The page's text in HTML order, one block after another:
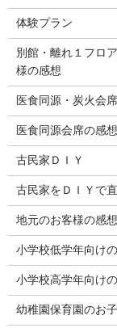
体験プラン
別館・離れ１フロ
様の感想
医食同源・炭火会
医食同源会席の感想
古民家ＤＩＹ
古民家をＤＩＹで
地元のお客様の感想
小学校低学年向け
小学校高学年向け
幼稚園保育園のお